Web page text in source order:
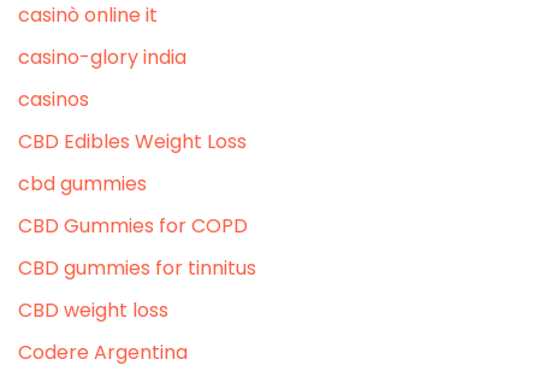
casinò online it
casino-glory india
casinos
CBD Edibles Weight Loss
cbd gummies
CBD Gummies for COPD
CBD gummies for tinnitus
CBD weight loss
Codere Argentina